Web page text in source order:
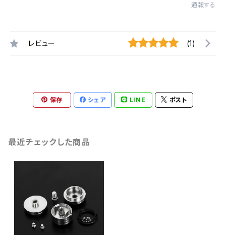
通報する
レビュー (1)
保存 シェア LINE ポスト
最近チェックした商品